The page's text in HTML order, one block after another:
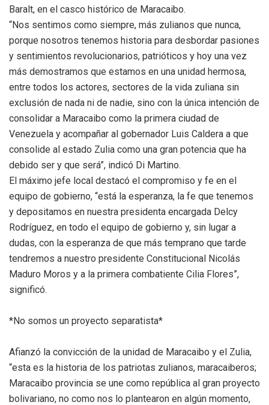
Baralt, en el casco histórico de Maracaibo.
“Nos sentimos como siempre, más zulianos que nunca,
porque nosotros tenemos historia para desbordar pasiones
y sentimientos revolucionarios, patrióticos y hoy una vez
más demostramos que estamos en una unidad hermosa,
entre todos los actores, sectores de la vida zuliana sin
exclusión de nada ni de nadie, sino con la única intención de
consolidar a Maracaibo como la primera ciudad de
Venezuela y acompañar al gobernador Luis Caldera a que
consolide al estado Zulia como una gran potencia que ha
debido ser y que será”, indicó Di Martino.
El máximo jefe local destacó el compromiso y fe en el
equipo de gobierno, “está la esperanza, la fe que tenemos
y depositamos en nuestra presidenta encargada Delcy
Rodríguez, en todo el equipo de gobierno y, sin lugar a
dudas, con la esperanza de que más temprano que tarde
tendremos a nuestro presidente Constitucional Nicolás
Maduro Moros y a la primera combatiente Cilia Flores”,
significó.
*No somos un proyecto separatista*
Afianzó la convicción de la unidad de Maracaibo y el Zulia,
“esta es la historia de los patriotas zulianos, maracaiberos;
Maracaibo provincia se une como república al gran proyecto
bolivariano, no como nos lo plantearon en algún momento,